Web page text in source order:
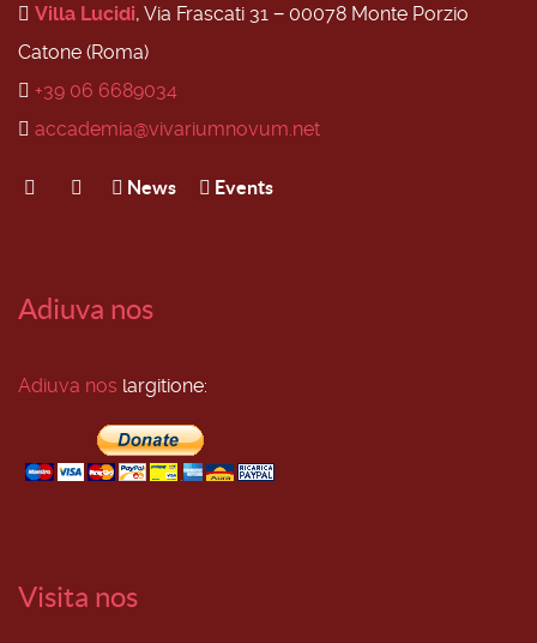
Villa Lucidi, Via Frascati 31 − 00078 Monte Porzio
Catone (Roma)
+39 06 6689034
accademia@vivariumnovum.net
News Events
Adiuva nos
Adiuva nos largitione:
Visita nos